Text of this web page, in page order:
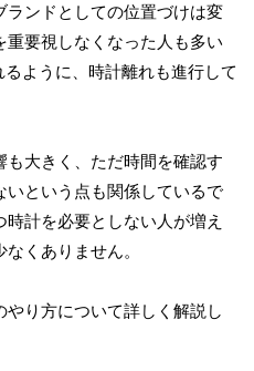
ンドとしての位置づけは変
要視しなくなった人も多い
ように、時計離れも進行して
大きく、ただ時間を確認す
いという点も関係しているで
計を必要としない人が増え
くありません。
り方について詳しく解説し